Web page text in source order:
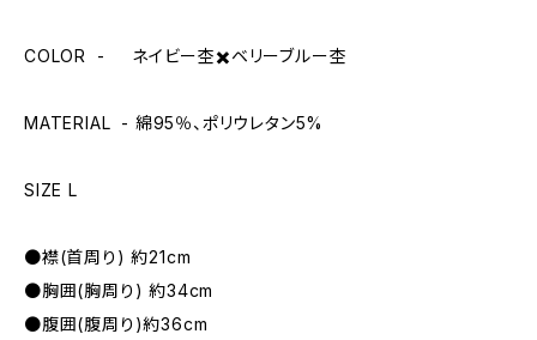
COLOR - ネイビー杢✖️ベリーブルー杢
MATERIAL - 綿95％、ポリウレタン5%
SIZE L
●襟(首周り) 約21cm
●胸囲(胸周り) 約34cm
●腹囲(腹周り)約36cm